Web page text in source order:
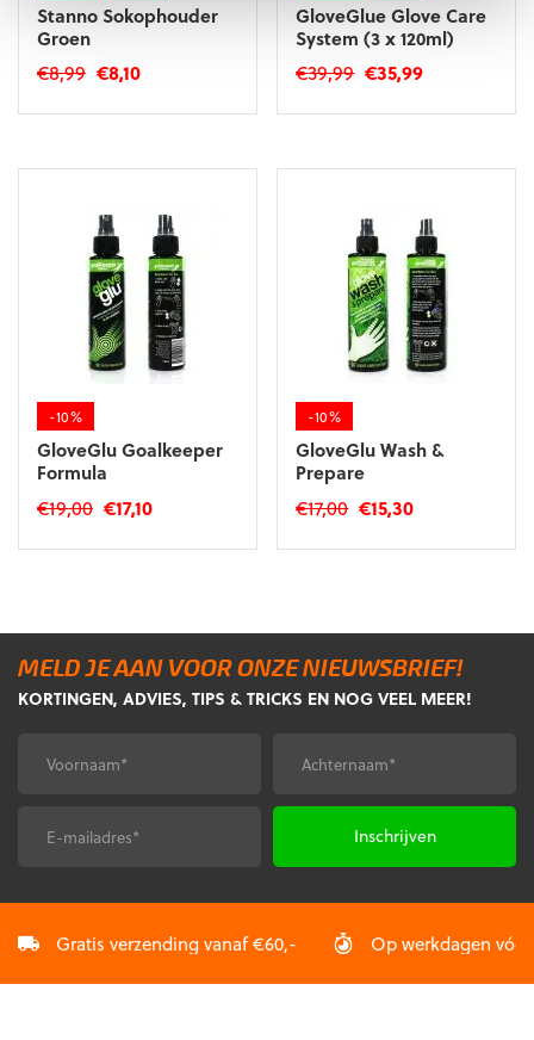
Stanno Sokophouder
Groen
€8,99 Oorspronkelijke
€8,10Huidige
GloveGlue Glove Care
System (3 x 120ml)
€39,99 Oorspronkelijke
€35,99Huidige
-10%
GloveGlu Goalkeeper
Formula
€19,00 Oorspronkelijke
€17,10Huidige
-10%
GloveGlu Wash &
Prepare
€17,00 Oorspronkelijke
€15,30Huidige
MELD JE AAN VOOR ONZE NIEUWSBRIEF!
KORTINGEN, ADVIES, TIPS & TRICKS EN NOG VEEL MEER!
Voornaam* Achternaam*
Gratis verzending vanaf €60,- Op werkdagen